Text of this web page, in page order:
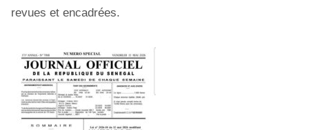
revues et encadrées.